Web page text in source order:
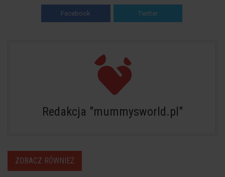
Facebook Twitter
Redakcja "mummysworld.pl"
ZOBACZ RÓWNIEŻ